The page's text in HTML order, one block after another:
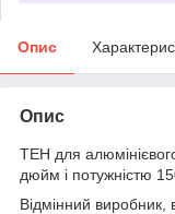
Опис
Опис
ТЕН для
дюйм і потужністю
Відмінний виробник,